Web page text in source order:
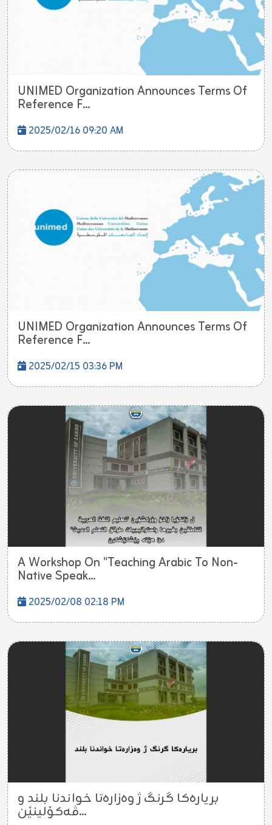
UNIMED Organization Announces Terms Of
Reference F...
2025/02/16 09:20 AM
UNIMED Organization Announces Terms Of
Reference F...
2025/02/15 03:36 PM
A Workshop On "Teaching Arabic To Non-
Native Speak...
2025/02/08 02:18 PM
بریارەکا گرنگ ژ وەزارەتا خواندنا بلند و
ڤەکۆلینێن...